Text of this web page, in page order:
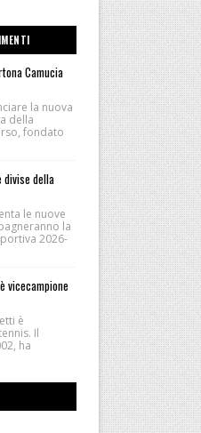
Camucia
la nuova
della
fondato
della
le nuove
la
2026-
vicecampione
è
Il
ha